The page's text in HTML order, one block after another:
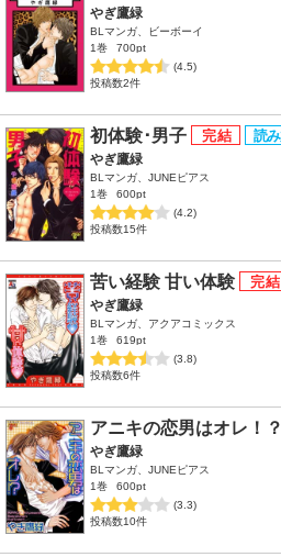
やぎ鷹緑
BLマンガ、ビーボーイ
1巻
700pt
(4.5)
投稿数2件
初体験･男子
やぎ鷹緑
BLマンガ、JUNEピアス
1巻
600pt
(4.2)
投稿数15件
苦い経験 甘い体験
やぎ鷹緑
BLマンガ、アクアコミックス
1巻
619pt
(3.8)
投稿数6件
アニキの恋男はオレ！？
やぎ鷹緑
BLマンガ、JUNEピアス
1巻
600pt
(3.3)
投稿数10件